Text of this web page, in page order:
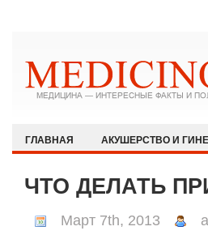
ГЛАВНАЯ АКУШЕРСТВО И
КАРДИОЛОГИЯ
МЕДИЦИНА И
ОФТАЛЬМОЛОГИЯ
ПЕДИАТРИЯ
ЧТО ДЕЛАТЬ
Март 7th, 2013